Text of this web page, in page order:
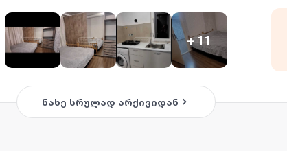
+11
ნახე სრულად არქივიდან